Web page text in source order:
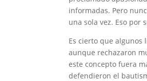
informadas. Pero
una sola vez. Eso por
Es cierto que algunos
aunque rechazaron
este concepto fuera
defendieron el